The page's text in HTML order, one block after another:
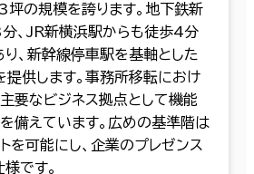
の規模を誇ります。地下鉄新
、JR新横浜駅からも徒歩4分
、新幹線停車駅を基軸とした
供します。事務所移転におけ
要なビジネス拠点として機能
備えています。広めの基準階は
を可能にし、企業のプレゼンス
です。